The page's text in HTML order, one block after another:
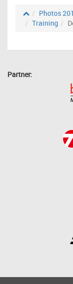
Photos
Training
Partner: